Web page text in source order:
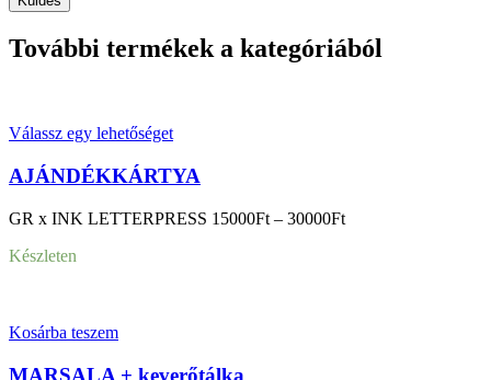
További termékek a kategóriából
Válassz egy lehetőségetEnnek
terméknek
variációja
AJÁNDÉKKÁRTYA
GR x INK LETTERPRESS 15000Ft – 30000FtÁrtartomány:
Készleten
Kosárba teszem
MARSALA + keverőtálka